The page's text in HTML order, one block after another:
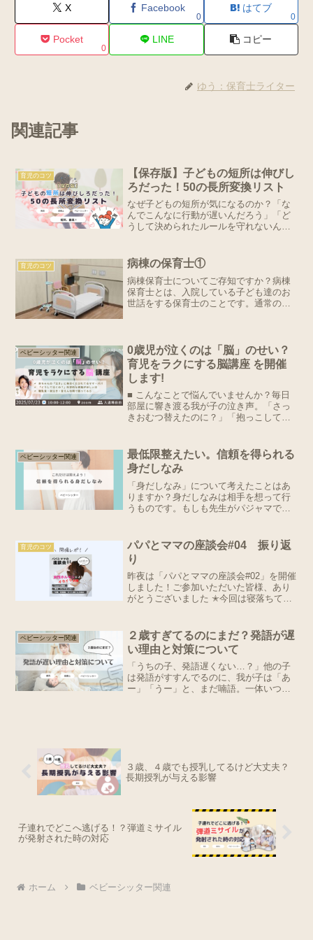
X Facebook
0
はてブ
0
Pocket
0
LINE コピー
ゆう：保育士ライター
関連記事
育児のコツ
【保存版】子どもの短所は伸びし
ろだった！50の長所変換リスト
なぜ子どもの短所が気になるのか？「な
んでこんなに行動が遅いんだろう」「ど
うして決められたルールを守れないんだ
や、周囲との比較からくる焦りが原因で
す。さらに親には子どもを守...
育児のコツ 病棟の保育士①
病棟保育士についてご存知ですか？病棟
保育士とは、入院している子ども達のお
世話をする保育士のことです。通常の保
かせない職業です。入院し...
ベビーシッター関連
0歳児が泣くのは「脳」のせい？
育児をラクにする脳講座 を開催
します!
■ こんなことで悩んでいませんか？毎日
部屋に響き渡る我が子の泣き声。「さっ
きおむつ替えたのに？」「抱っこしてる
らない…」いつからか我が子の泣き声が
怖くなり、感情的になっ...
ベビーシッター関連
最低限整えたい。信頼を得られる
身だしなみ
「身だしなみ」について考えたことはあ
りますか？身だしなみは相手を想って行
うものです。もしも先生がパジャマで登
させない最低限のマナー、それが身だし
なみです。特に第一印象で...
育児のコツ
パパとママの座談会#04 振り返
り
昨夜は「パパとママの座談会#02」を開催
しました！ご参加いただいた皆様、あり
がとうございました ✭今回は寝落ちて参
にこの方々はみんな自分の足で考えて生
きてきたから、話が...
ベビーシッター関連
２歳すぎてるのにまだ？発語が遅
い理由と対策について
「うちの子、発語遅くない…？」他の子
は発語がすすんでるのに、我が子は「あ
ー」「うー」と、まだ喃語。一体いつに
３歳、４歳でも授乳してるけど大丈夫？
長期授乳が与える影響
子連れでどこへ逃げる！？弾道ミサイル
が発射された時の対応
ホーム ベビーシッター関連